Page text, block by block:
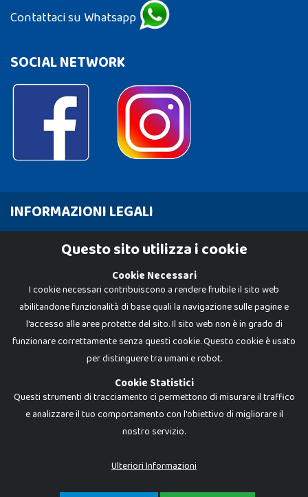
Contattaci su Whatsapp
SOCIAL NETWORK
INFORMAZIONI LEGALI
Cookie Policy
Dadi e Mattoncini è un brand di Giocabene Srl. Ogni riproduzione o utilizzo non
I prezzi e le promozioni pubblicate potrebbero differire da quanto esposto in
Questo sito utilizza i cookie
Cookie Necessari
I cookie necessari contribuiscono a rendere fruibile il sito web
abilitandone funzionalità di base quali la navigazione sulle pagine e
l'accesso alle aree protette del sito. Il sito web non è in grado di
funzionare correttamente senza questi cookie. Questo cookie è usato
per distinguere tra umani e robot.
Cookie Statistici
Questi strumenti di tracciamento ci permettono di misurare il traffico
e analizzare il tuo comportamento con l'obiettivo di migliorare il
nostro servizio.
Ulteriori Informazioni